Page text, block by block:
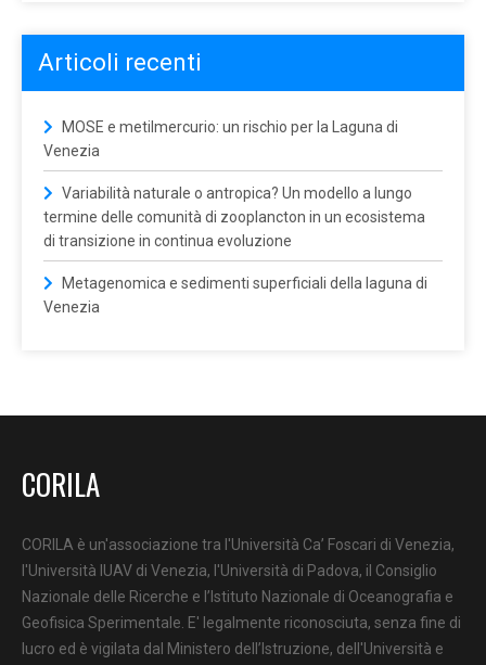
Articoli recenti
MOSE e metilmercurio: un rischio per la Laguna di
Venezia
Variabilità naturale o antropica? Un modello a lungo
termine delle comunità di zooplancton in un ecosistema
di transizione in continua evoluzione
Metagenomica e sedimenti superficiali della laguna di
Venezia
CORILA
CORILA è un'associazione tra l'Università Ca’ Foscari di Venezia,
l'Università IUAV di Venezia, l'Università di Padova, il Consiglio
Nazionale delle Ricerche e l’Istituto Nazionale di Oceanografia e
Geofisica Sperimentale. E' legalmente riconosciuta, senza fine di
lucro ed è vigilata dal Ministero dell’Istruzione, dell'Università e